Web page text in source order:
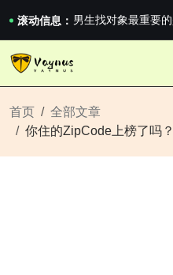
滚动信息： 2026澳网男单收官
《巅峰守卫
男生找对象最重要
首页
全部文章
你住的ZipCode上榜了吗